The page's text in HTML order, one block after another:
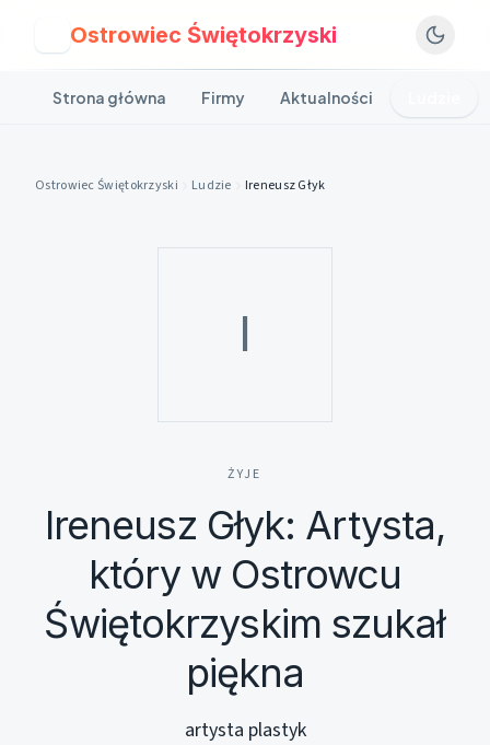
Ostrowiec Świętokrzyski
Strona główna Firmy Aktualności
Ostrowiec Świętokrzyski Ludzie Ireneusz Głyk
I
ŻYJE
Ireneusz Głyk: Artysta,
który w Ostrowcu
Świętokrzyskim szukał
piękna
artysta plastyk